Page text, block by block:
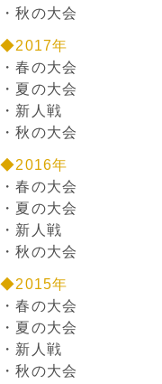
・秋の大会
◆2017年
・春の大会
・ 夏の大会
・ 新人戦
・秋の大会
◆2016年
・春の大会
・ 夏の大会
・ 新人戦
・秋の大会
◆2015年
・春の大会
・ 夏の大会
・ 新人戦
・秋の大会